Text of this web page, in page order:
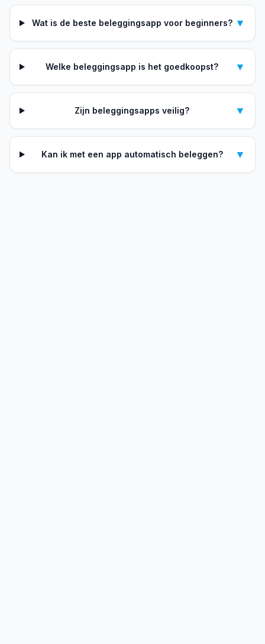
Wat is de beste beleggingsapp voor beginners? ▼
Welke beleggingsapp is het goedkoopst? ▼
Zijn beleggingsapps veilig? ▼
Kan ik met een app automatisch beleggen? ▼